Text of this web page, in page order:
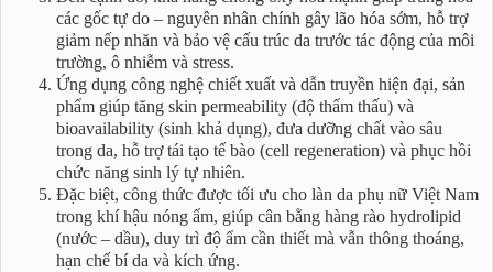
các gốc tự do – nguyên nhân chính gây lão hóa sớm, hỗ trợ
giảm nếp nhăn và bảo vệ cấu trúc da trước tác động của môi
trường, ô nhiễm và stress.
Ứng dụng công nghệ chiết xuất và dẫn truyền hiện đại, sản
phẩm giúp tăng skin permeability (độ thẩm thấu) và
bioavailability (sinh khả dụng), đưa dưỡng chất vào sâu
trong da, hỗ trợ tái tạo tế bào (cell regeneration) và phục hồi
chức năng sinh lý tự nhiên.
Đặc biệt, công thức được tối ưu cho làn da phụ nữ Việt Nam
trong khí hậu nóng ẩm, giúp cân bằng hàng rào hydrolipid
(nước – dầu), duy trì độ ẩm cần thiết mà vẫn thông thoáng,
hạn chế bí da và kích ứng.